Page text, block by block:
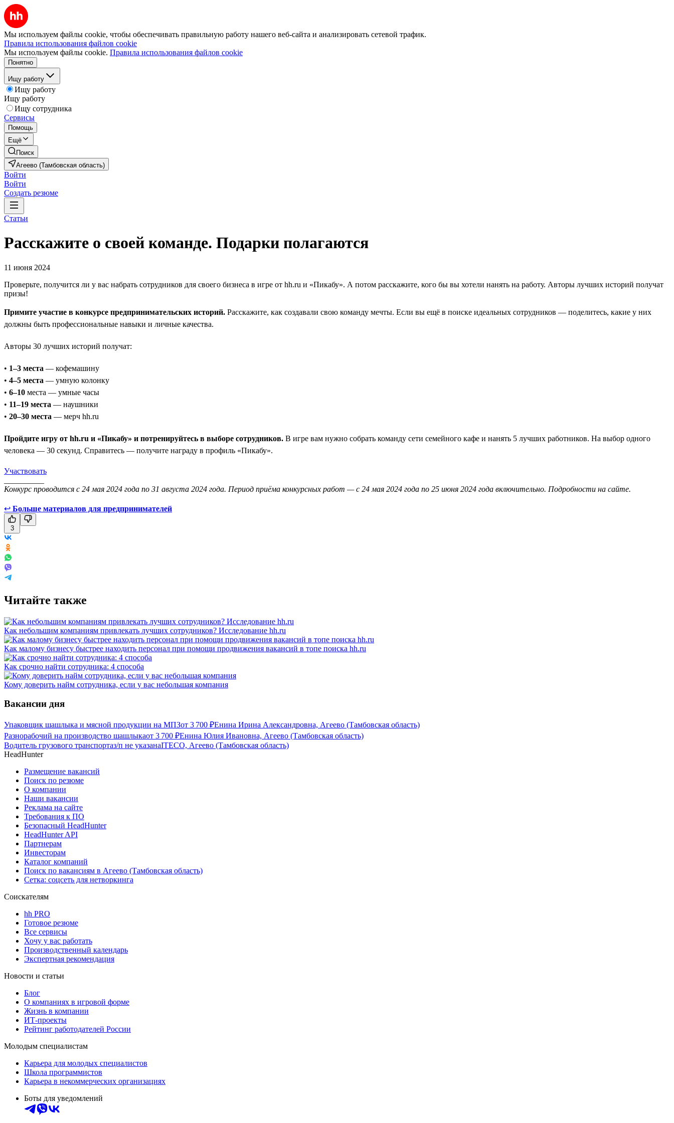
Мы используем файлы cookie, чтобы обеспечивать правильную работу нашего веб-сайта и анализировать сетевой трафик.
Правила использования файлов cookie
Мы используем файлы cookie. Правила использования файлов cookie
Понятно
Ищу работу
Ищу работу
Ищу работу
Ищу сотрудника
Сервисы
Помощь
Ещё
Поиск
Агеево (Тамбовская область)
Войти
Войти
Создать резюме
Статьи
Расскажите о своей команде. Подарки полагаются
11 июня 2024
Проверьте, получится ли у вас набрать сотрудников для своего бизнеса в игре от hh.ru и «Пикабу». А потом расскажите, кого бы вы хотели нанять на работу. Авторы лучших историй получат
призы!
Примите участие в конкурсе предпринимательских историй. Расскажите, как создавали свою команду мечты. Если вы ещё в поиске идеальных сотрудников — поделитесь, какие у них
должны быть профессиональные навыки и личные качества.
Авторы 30 лучших историй получат:
• 1–3 места — кофемашину
• 4–5 места — умную колонку
• 6–10 места — умные часы
• 11–19 места — наушники
• 20–30 места — мерч hh.ru
Пройдите игру от hh.ru и «Пикабу» и потренируйтесь в выборе сотрудников. В игре вам нужно собрать команду сети семейного кафе и нанять 5 лучших работников. На выбор одного
человека — 30 секунд. Справитесь — получите награду в профиль «Пикабу».
Участвовать
Конкурс проводится с 24 мая 2024 года по 31 августа 2024 года. Период приёма конкурсных работ — с 24 мая 2024 года по 25 июня 2024 года включительно. Подробности на сайте.
↩ Больше материалов для предпринимателей
3
Читайте также
Как небольшим компаниям привлекать лучших сотрудников? Исследование hh.ru
Как малому бизнесу быстрее находить персонал при помощи продвижения вакансий в топе поиска hh.ru
Как срочно найти сотрудника: 4 способа
Кому доверить найм сотрудника, если у вас небольшая компания
Вакансии дня
Упаковщик шашлыка и мясной продукции на МПЗот 3 700 ₽Енина Ирина Александровна, Агеево (Тамбовская область)
Разнорабочий на производство шашлыкаот 3 700 ₽Енина Юлия Ивановна, Агеево (Тамбовская область)
Водитель грузового транспортаз/п не указанаITECO, Агеево (Тамбовская область)
HeadHunter
Размещение вакансий
Поиск по резюме
О компании
Наши вакансии
Реклама на сайте
Требования к ПО
Безопасный HeadHunter
HeadHunter API
Партнерам
Инвесторам
Каталог компаний
Поиск по вакансиям в Агеево (Тамбовская область)
Сетка: соцсеть для нетворкинга
Соискателям
hh PRO
Готовое резюме
Все сервисы
Хочу у вас работать
Производственный календарь
Экспертная рекомендация
Новости и статьи
Блог
О компаниях в игровой форме
Жизнь в компании
ИТ-проекты
Рейтинг работодателей России
Молодым специалистам
Карьера для молодых специалистов
Школа программистов
Карьера в некоммерческих организациях
Боты для уведомлений